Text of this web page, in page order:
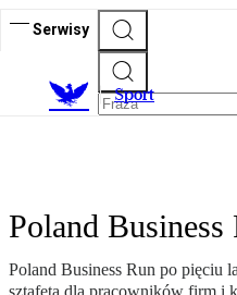
Serwisy
Sport
Poland
Poland Business Run po pięciu
sztafeta dla pracowników firm i